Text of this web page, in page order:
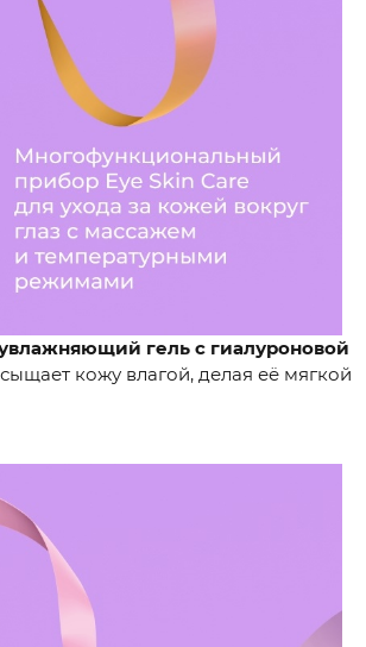
гель с гиалуроновой
кожу влагой, делая её мягкой